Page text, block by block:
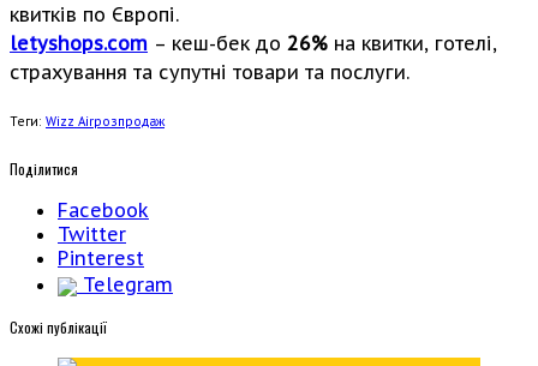
квитків по Європі.
letyshops.com – кеш-бек до 26% на квитки, готелі,
страхування та супутні товари та послуги.
Теги: Wizz Airрозпродаж
Поділитися
Facebook
Twitter
Pinterest
Telegram
Cхожі публікації